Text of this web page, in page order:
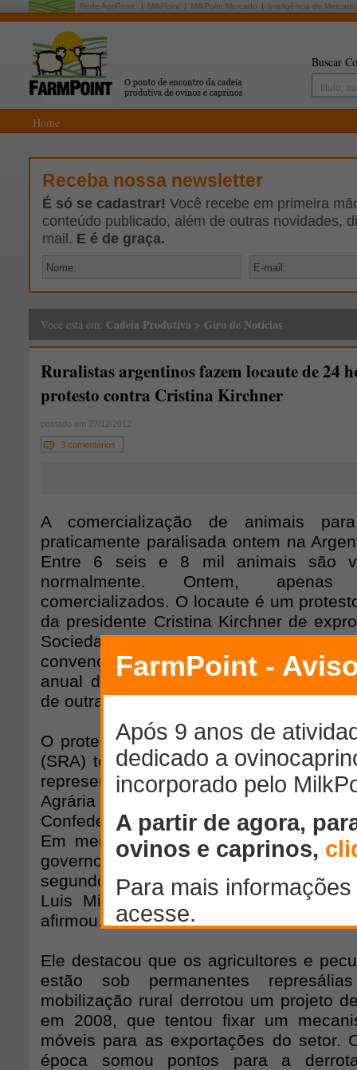
Rede AgriPoint: MilkPoint MilkPoint Mercado Inteligência de Mercado
Buscar
Home
Receba nossa newsletter
É só se cadastrar! Você recebe em primeira
conteúdo publicado, além de outras novidades,
mail. E é de graça.
Você está em: Cadeia Produtiva > Giro de Notícias
Ruralistas argentinos fazem locaute de 24
protesto contra Cristina Kirchner
postado em 27/12/2012
3 comentários
A comercialização de animais
praticamente paralisada ontem na
Entre 6 seis e 8 mil animais são
normalmente. Ontem,
comercializados. O locaute é um
da presidente Cristina Kirchner de
Sociedade Rural, onde funciona o
convenções do país. O edifício é
anual do setor, grandes eventos,
de outras áreas.
O protesto convocado pela Sociedade
(SRA) tem o apoio das outras três
representantes dos produtores
Agrária (FAA), Confederações
Confederação Intercooperativa
Em meio ao locaute, a SRA recebeu
governo para desocupar o edifício no
segundo confirmou ao Estado o
Luis Miguel Etchevehere. "É uma
afirmou.
Ele destacou que os agricultores e
estão sob permanentes
mobilização rural derrotou um projeto
em 2008, que tentou fixar um
móveis para as exportações do setor.
época somou pontos para a